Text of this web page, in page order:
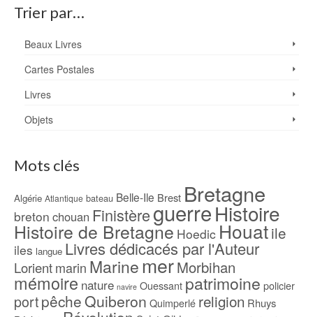
Trier par…
Beaux Livres
Cartes Postales
Livres
Objets
Mots clés
Algérie Atlantique bateau Belle-Ile Brest Bretagne
breton chouan FinistèreguerreHistoire
Histoire de Bretagne Hoedic Houatile
iles langue Livres dédicacés par l'Auteur
Lorientmarin Marine merMorbihan
mémoire nature navire Ouessant patrimoine policier
portpêcheQuiberon Quimperlé religion Rhuys